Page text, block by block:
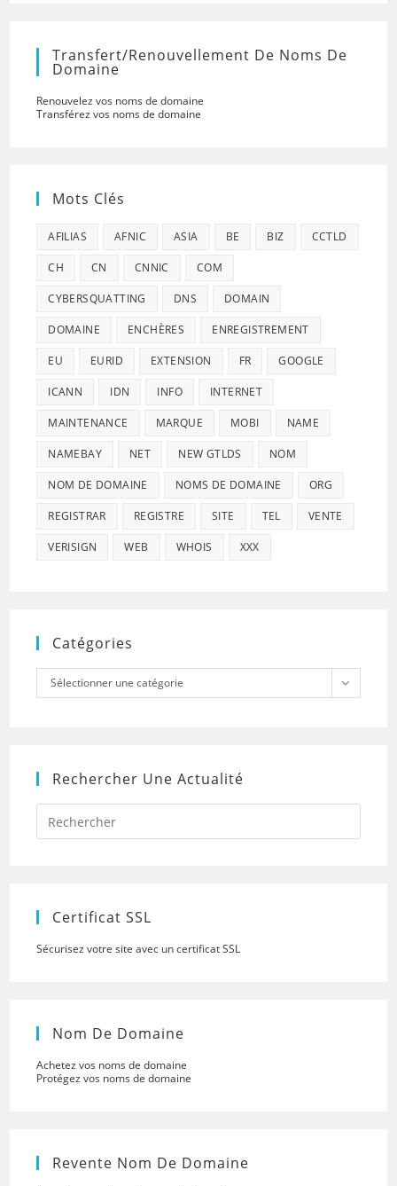
Transfert/renouvellement De Noms De
Domaine
Renouvelez vos noms de domaine
Transférez vos noms de domaine
Mots Clés
AFILIAS AFNIC ASIA BE BIZ CCTLD
CH CN CNNIC COM
CYBERSQUATTING DNS DOMAIN
DOMAINE ENCHÈRES ENREGISTREMENT
EU EURID EXTENSION FR GOOGLE
ICANN IDN INFO INTERNET
MAINTENANCE MARQUE MOBI NAME
NAMEBAY NET NEW GTLDS NOM
NOM DE DOMAINE NOMS DE DOMAINE ORG
REGISTRAR REGISTRE SITE TEL VENTE
VERISIGN WEB WHOIS XXX
Catégories
Catégories
Sélectionner une catégorie
Rechercher Une Actualité
Press
to
Certificat SSL
Sécurisez votre site avec un certificat SSL
Nom De Domaine
Achetez vos noms de domaine
Protégez vos noms de domaine
Revente Nom De Domaine